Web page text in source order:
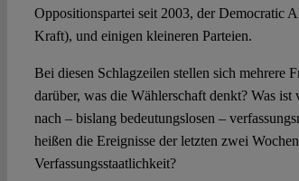
Oppositionspartei seit 2003, der Democratic
Kraft), und einigen kleineren Parteien.
Bei diesen Schlagzeilen stellen sich mehrere
darüber, was die Wählerschaft denkt? Was
nach – bislang bedeutungslosen –
heißen die Ereignisse der letzten zwei
Verfassungsstaatlichkeit?